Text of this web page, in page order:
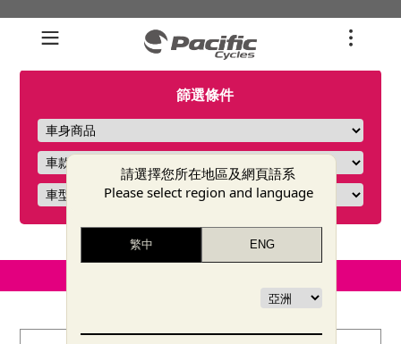
請選擇您所在地區及網頁語系
Please select region and language
篩選條件